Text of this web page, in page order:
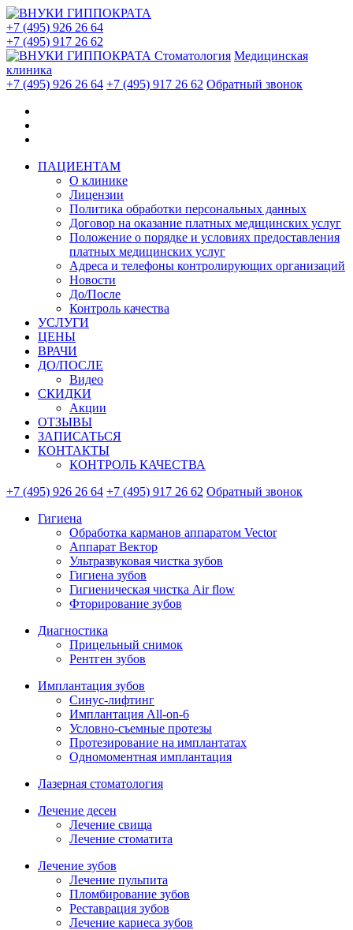
+7 (495) 926 26 64
+7 (495) 917 26 62
Стоматология Медицинская
клиника
+7 (495) 926 26 64 +7 (495) 917 26 62 Обратный звонок
ПАЦИЕНТАМ
О клинике
Лицензии
Политика обработки персональных данных
Договор на оказание платных медицинских услуг
Положение о порядке и условиях предоставления
платных медицинских услуг
Адреса и телефоны контролирующих организаций
Новости
До/После
Контроль качества
УСЛУГИ
ЦЕНЫ
ВРАЧИ
ДО/ПОСЛЕ
Видео
СКИДКИ
Акции
ОТЗЫВЫ
ЗАПИСАТЬСЯ
КОНТАКТЫ
КОНТРОЛЬ КАЧЕСТВА
+7 (495) 926 26 64 +7 (495) 917 26 62 Обратный звонок
Гигиена
Обработка карманов аппаратом Vector
Аппарат Вектор
Ультразвуковая чистка зубов
Гигиена зубов
Гигиеническая чистка Air flow
Фторирование зубов
Диагностика
Прицельный снимок
Рентген зубов
Имплантация зубов
Синус-лифтинг
Имплантация All-on-6
Условно-съемные протезы
Протезирование на имплантатах
Одномоментная имплантация
Лазерная стоматология
Лечение десен
Лечение свища
Лечение стоматита
Лечение зубов
Лечение пульпита
Пломбирование зубов
Реставрация зубов
Лечение кариеса зубов